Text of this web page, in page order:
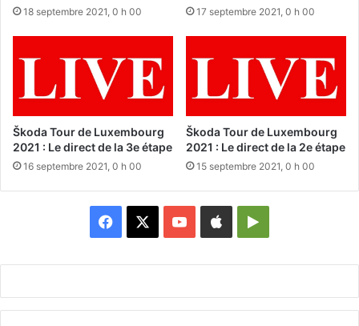
18 septembre 2021, 0 h 00 17 septembre 2021, 0 h 00
Škoda Tour de Luxembourg
2021 : Le direct de la 3e étape
16 septembre 2021, 0 h 00
Škoda Tour de Luxembourg
2021 : Le direct de la 2e étape
15 septembre 2021, 0 h 00
Facebook YouTubeAppleGoogle